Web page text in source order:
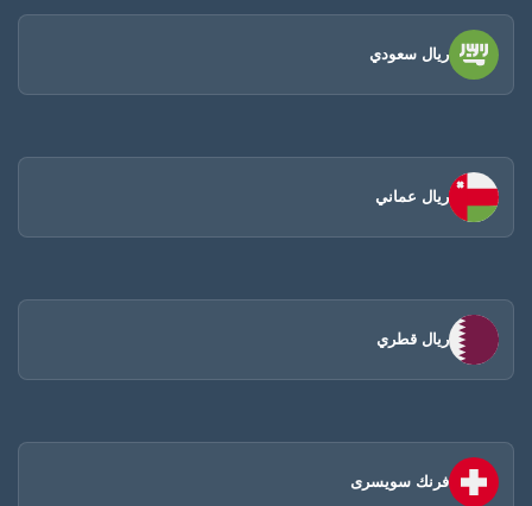
ريال سعودي
ريال عماني
ريال قطري
فرنك سويسرى